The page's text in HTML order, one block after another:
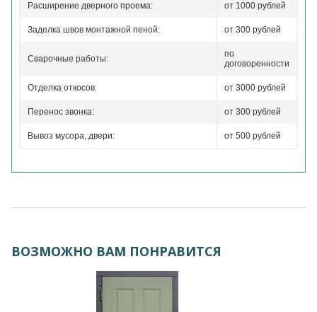
Расширение дверного проема: от 1000 рублей
Заделка швов монтажной пеной: от 300 рублей
Сварочные работы:
по
договоренности
Отделка откосов: от 3000 рублей
Перенос звонка: от 300 рублей
Вывоз мусора, двери: от 500 рублей
ВОЗМОЖНО ВАМ ПОНРАВИТСЯ